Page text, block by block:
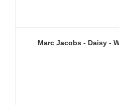
Marc Jacobs - Daisy -